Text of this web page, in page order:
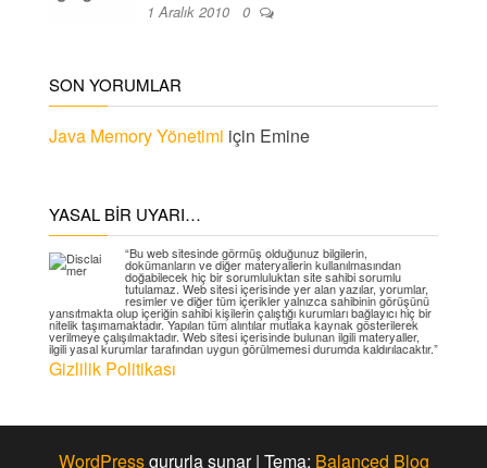
1 Aralık 2010 0
SON YORUMLAR
Java Memory Yönetimi için Emine
YASAL BIR UYARI…
“Bu web sitesinde görmüş olduğunuz bilgilerin,
dokümanların ve diğer materyallerin kullanılmasından
doğabilecek hiç bir sorumluluktan site sahibi sorumlu
tutulamaz. Web sitesi içerisinde yer alan yazılar, yorumlar,
resimler ve diğer tüm içerikler yalnızca sahibinin görüşünü
yansıtmakta olup içeriğin sahibi kişilerin çalıştığı kurumları bağlayıcı hiç bir
nitelik taşımamaktadır. Yapılan tüm alıntılar mutlaka kaynak gösterilerek
verilmeye çalışılmaktadır. Web sitesi içerisinde bulunan ilgili materyaller,
ilgili yasal kurumlar tarafından uygun görülmemesi durumda kaldırılacaktır.”
Gizlilik Politikası
WordPressgururla sunar| Tema: Balanced Blog